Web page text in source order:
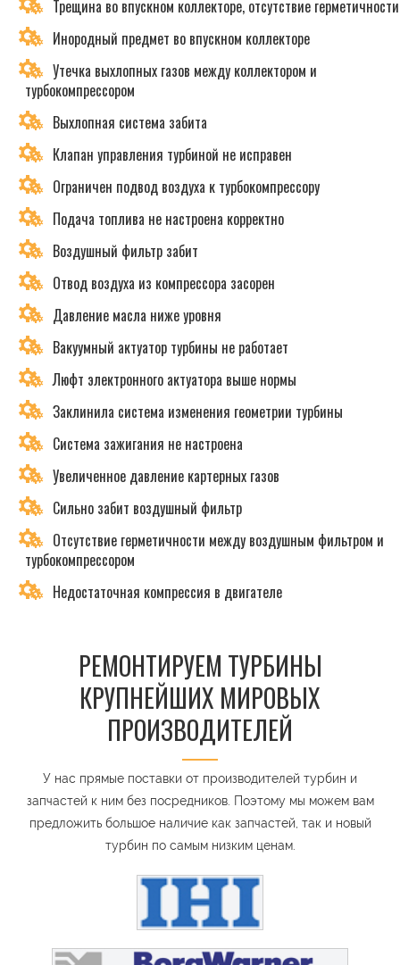
Трещина во впускном коллекторе, отсутствие герметичности
Инородный предмет во впускном коллекторе
Утечка выхлопных газов между коллектором и
турбокомпрессором
Выхлопная система забита
Клапан управления турбиной не исправен
Ограничен подвод воздуха к турбокомпрессору
Подача топлива не настроена корректно
Воздушный фильтр забит
Отвод воздуха из компрессора засорен
Давление масла ниже уровня
Вакуумный актуатор турбины не работает
Люфт электронного актуатора выше нормы
Заклинила система изменения геометрии турбины
Система зажигания не настроена
Увеличенное давление картерных газов
Сильно забит воздушный фильтр
Отсутствие герметичности между воздушным фильтром и
турбокомпрессором
Недостаточная компрессия в двигателе
РЕМОНТИРУЕМ ТУРБИНЫ
КРУПНЕЙШИХ МИРОВЫХ
ПРОИЗВОДИТЕЛЕЙ
У нас прямые поставки от производителей турбин и
запчастей к ним без посредников. Поэтому мы можем вам
предложить большое наличие как запчастей, так и новый
турбин по самым низким ценам.